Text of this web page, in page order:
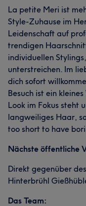
La petite Meri ist
Style-Zuhause im
Leidenschaft auf
trendigen
individuellen
unterstreichen. Im
dich sofort
Besuch ist ein
Look im Fokus steht
langweiliges Haar,
too short to have
Nächste öffentliche
Direkt gegenüber
Hinterbrühl
Das Team: